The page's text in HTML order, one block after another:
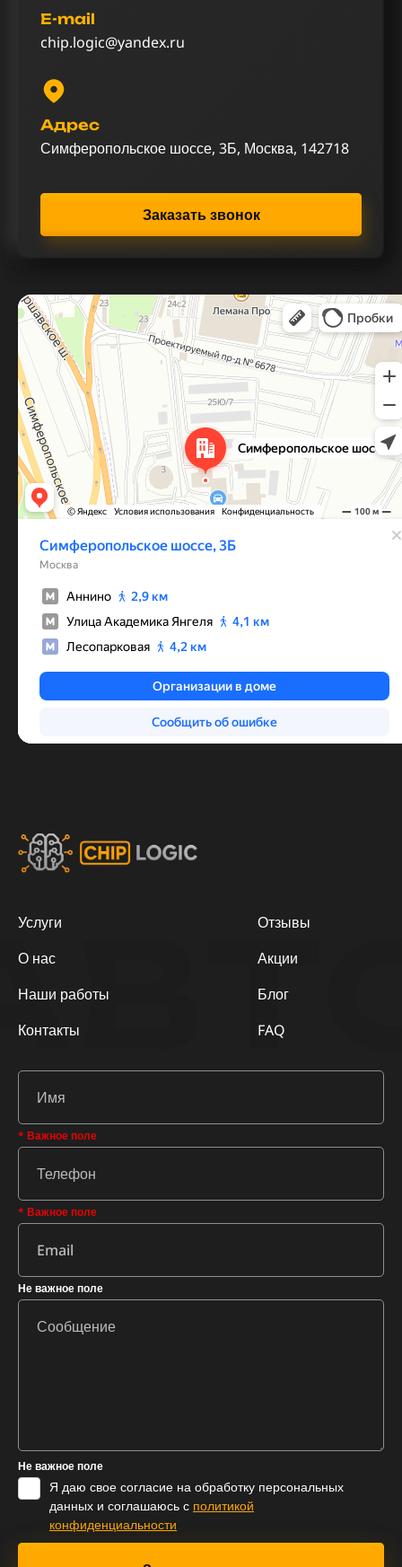
E-mail
chip.logic@yandex.ru
Адрес
Симферопольское шоссе, 3Б, Москва, 142718
Заказать звонок
Услуги
О нас
Наши работы
Контакты
Отзывы
Акции
Блог
FAQ
* Важное поле
* Важное поле
Не важное поле
Не важное поле
Я даю свое согласие на обработку персональных
данных и соглашаюсь с политикой
конфиденциальности